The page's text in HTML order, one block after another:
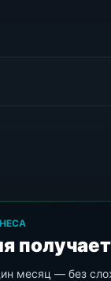
месяц — без